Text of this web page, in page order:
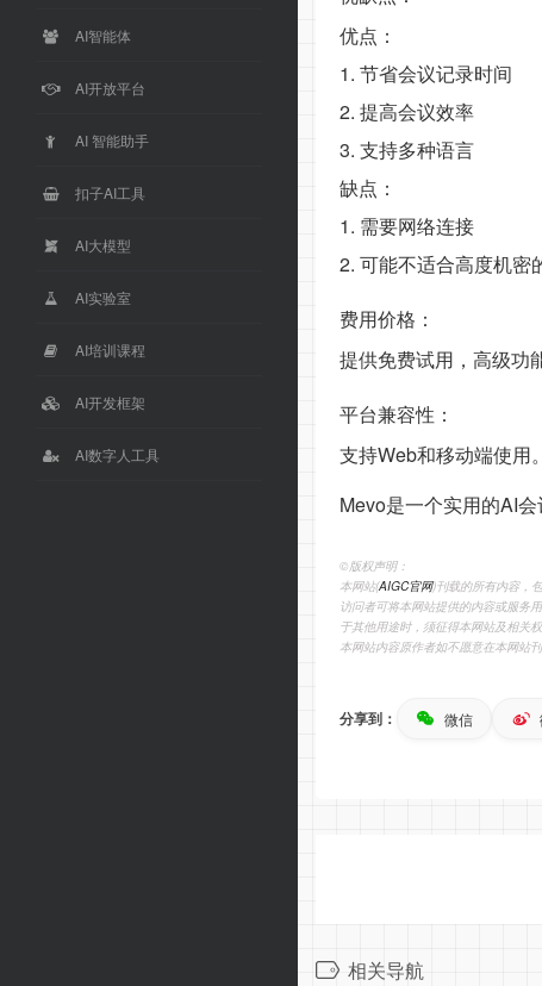
AI智能体
AI开放平台
AI 智能助手
扣子AI工具
AI大模型
AI实验室
AI培训课程
AI开发框架
AI数字人工具
优点：
1. 节省会议记录时间
2. 提高会议效率
3. 支持多种语言
缺点：
1. 需要网络连接
2. 可能不适合高度机密
费用价格：
提供免费试用，高级功
平台兼容性：
支持Web和移动端使用。
Mevo是一个实用的AI
©️版权声明：
本网站(AIGC官网)刊载的所有内容，
访问者可将本网站提供的内容或服务
于其他用途时，须征得本网站及相关
本网站内容原作者如不愿意在本网站
分享到： 微信
相关导航